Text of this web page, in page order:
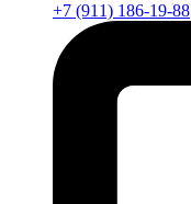
+7 (911) 186-19-88